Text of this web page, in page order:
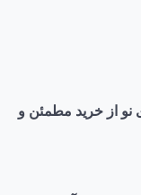
نو از خرید مطمئن و